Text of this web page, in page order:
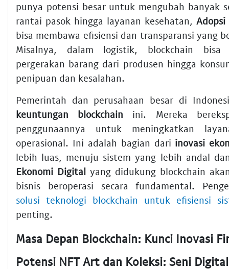
punya potensi besar untuk mengubah banyak
rantai pasok hingga layanan kesehatan, Adopsi
bisa membawa efisiensi dan transparansi yang
Misalnya, dalam logistik, blockchain bisa
pergerakan barang dari produsen hingga
penipuan dan kesalahan.
Pemerintah dan perusahaan besar di
keuntungan blockchain ini. Mereka
penggunaannya untuk meningkatkan
operasional. Ini adalah bagian dari inovasi
lebih luas, menuju sistem yang lebih andal
Ekonomi Digital yang didukung blockchain
bisnis beroperasi secara fundamental.
solusi teknologi blockchain untuk efisiensi
penting.
Potensi NFT Art dan Koleksi: Seni